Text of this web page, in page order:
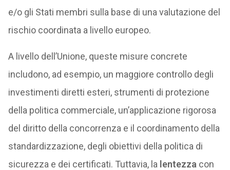
e/o gli Stati membri sulla base di una valutazione del
rischio coordinata a livello europeo.
A livello dell’Unione, queste misure concrete
includono, ad esempio, un maggiore controllo degli
investimenti diretti esteri, strumenti di protezione
della politica commerciale, un’applicazione rigorosa
del diritto della concorrenza e il coordinamento della
standardizzazione, degli obiettivi della politica di
sicurezza e dei certificati. Tuttavia, la lentezza con